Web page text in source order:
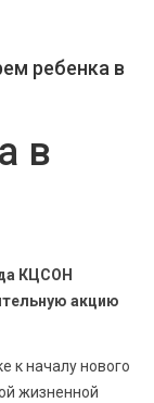
ребенка в
в
КЦСОН
акцию
к началу нового
жизненной